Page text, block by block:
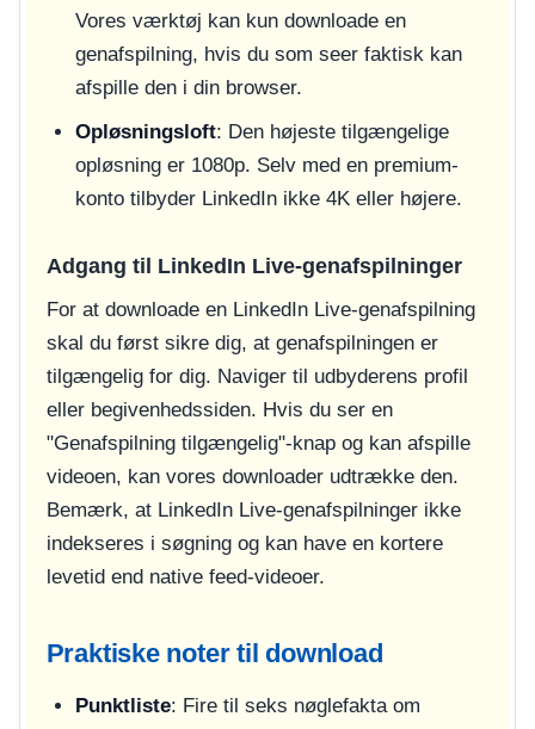
Vores værktøj kan kun downloade en
genafspilning, hvis du som seer faktisk kan
afspille den i din browser.
Opløsningsloft: Den højeste tilgængelige
opløsning er 1080p. Selv med en premium-
konto tilbyder LinkedIn ikke 4K eller højere.
Adgang til LinkedIn Live-genafspilninger
For at downloade en LinkedIn Live-genafspilning
skal du først sikre dig, at genafspilningen er
tilgængelig for dig. Naviger til udbyderens profil
eller begivenhedssiden. Hvis du ser en
"Genafspilning tilgængelig"-knap og kan afspille
videoen, kan vores downloader udtrække den.
Bemærk, at LinkedIn Live-genafspilninger ikke
indekseres i søgning og kan have en kortere
levetid end native feed-videoer.
Praktiske noter til download
Punktliste: Fire til seks nøglefakta om